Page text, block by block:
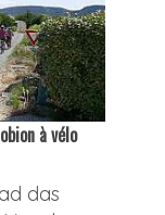
à vélo
das